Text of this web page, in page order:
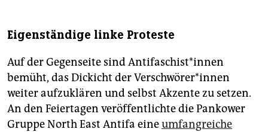
Eigenständige linke Proteste
Auf der Gegenseite sind Antifaschist*innen
bemüht, das Dickicht der Verschwörer*innen
weiter aufzuklären und selbst Akzente zu setzen.
An den Feiertagen veröffentlichte die Pankower
Gruppe North East Antifa eineumfangreiche